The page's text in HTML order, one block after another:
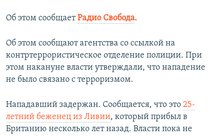
Об этом сообщаетРадио Свобода.​
Об этом сообщают агентства со ссылкой на
контртеррористическое отделение полиции. При
этом накануне власти утверждали, что нападение
не было связано с терроризмом.
Нападавший задержан. Сообщается, что это 25-
летний беженец из Ливии, который прибыл в
Британию несколько лет назад. Власти пока не